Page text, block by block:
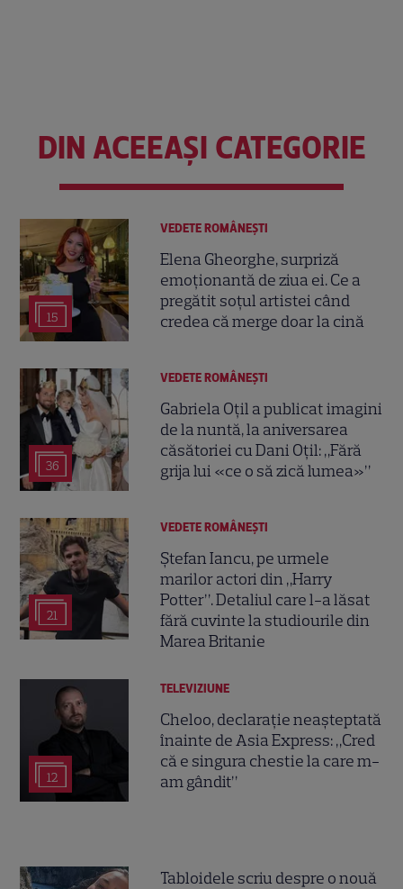
DIN ACEEAȘI CATEGORIE
15
VEDETE ROMÂNEŞTI
Elena Gheorghe, surpriză
emoționantă de ziua ei. Ce a
pregătit soțul artistei când
credea că merge doar la cină
36
VEDETE ROMÂNEŞTI
Gabriela Oțil a publicat imagini
de la nuntă, la aniversarea
căsătoriei cu Dani Oțil: „Fără
grija lui «ce o să zică lumea»”
21
VEDETE ROMÂNEŞTI
Ștefan Iancu, pe urmele
marilor actori din „Harry
Potter”. Detaliul care l-a lăsat
fără cuvinte la studiourile din
Marea Britanie
12
TELEVIZIUNE
Cheloo, declarație neașteptată
înainte de Asia Express: „Cred
că e singura chestie la care m-
am gândit”
Tabloidele scriu despre o nouă